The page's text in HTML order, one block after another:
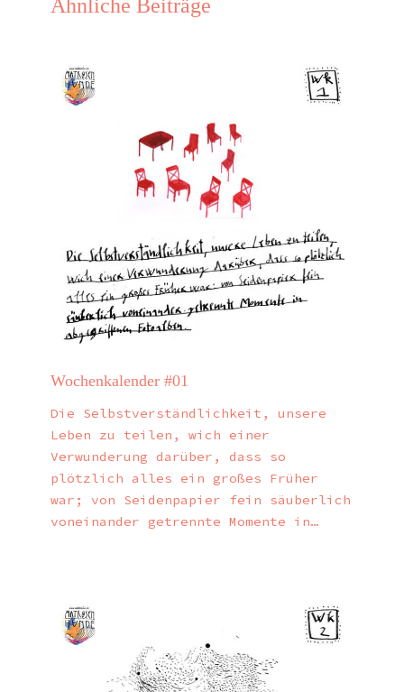
Ähnliche Beiträge
Wochenkalender #01
Die Selbstverständlichkeit, unsere
Leben zu teilen, wich einer
Verwunderung darüber, dass so
plötzlich alles ein großes Früher
war; von Seidenpapier fein säuberlich
voneinander getrennte Momente in…